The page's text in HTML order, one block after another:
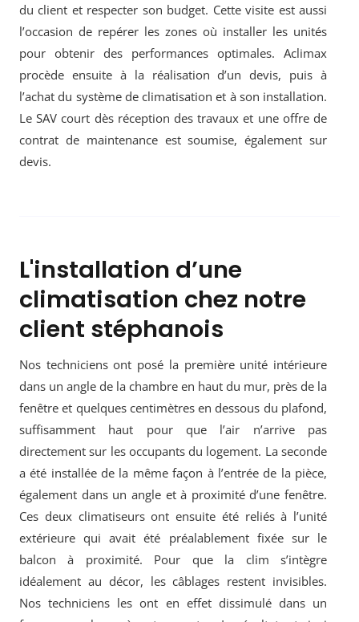
du client et respecter son budget. Cette visite est aussi
l’occasion de repérer les zones où installer les unités
pour obtenir des performances optimales. Aclimax
procède ensuite à la réalisation d’un devis, puis à
l’achat du système de climatisation et à son installation.
Le SAV court dès réception des travaux et une offre de
contrat de maintenance est soumise, également sur
devis.
L'installation d’une
climatisation chez notre
client stéphanois
Nos techniciens ont posé la première unité intérieure
dans un angle de la chambre en haut du mur, près de la
fenêtre et quelques centimètres en dessous du plafond,
suffisamment haut pour que l’air n’arrive pas
directement sur les occupants du logement. La seconde
a été installée de la même façon à l’entrée de la pièce,
également dans un angle et à proximité d’une fenêtre.
Ces deux climatiseurs ont ensuite été reliés à l’unité
extérieure qui avait été préalablement fixée sur le
balcon à proximité. Pour que la clim s’intègre
idéalement au décor, les câblages restent invisibles.
Nos techniciens les ont en effet dissimulé dans un